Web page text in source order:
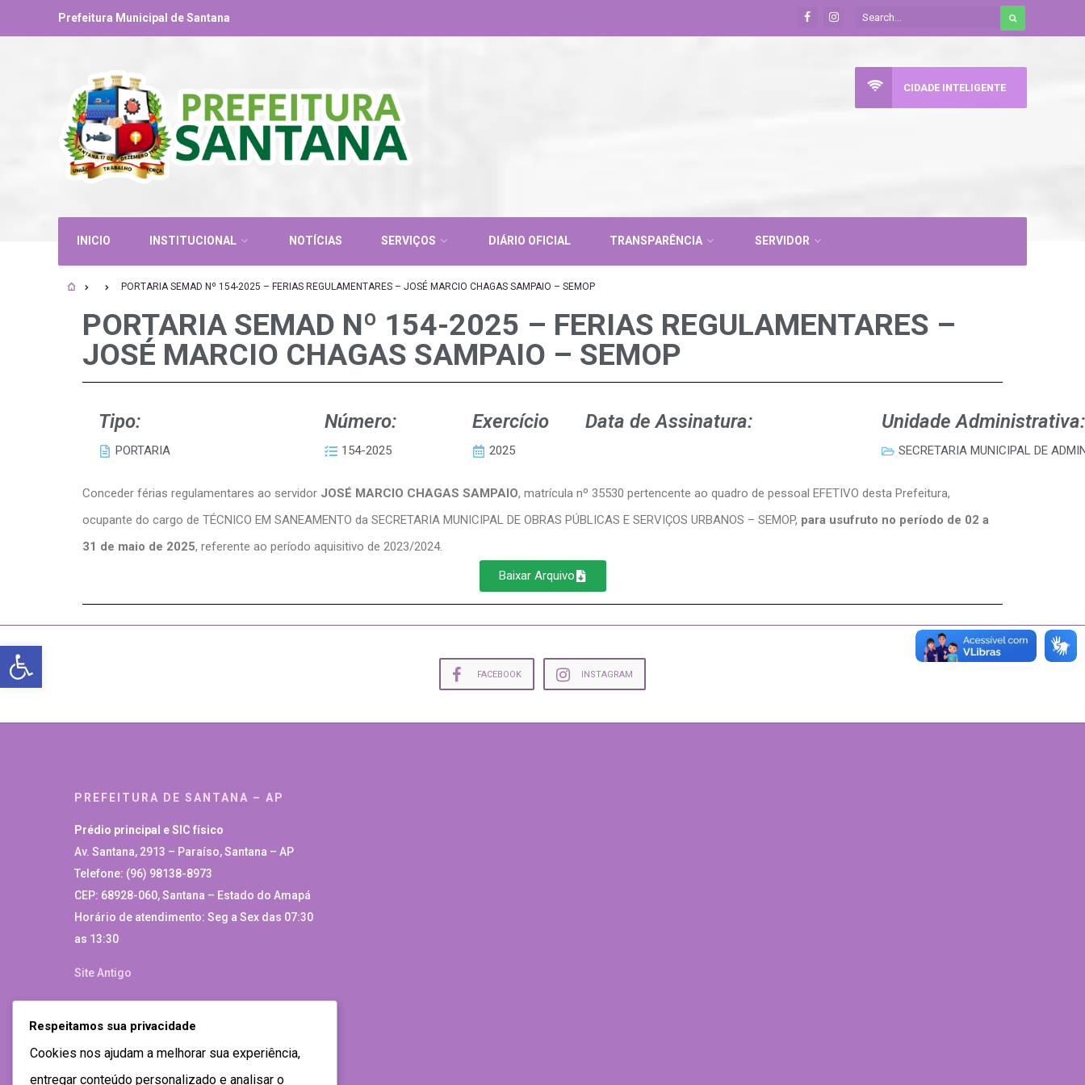
Abrir a barra de ferramentas
Prefeitura Municipal de Santana
INICIO INSTITUCIONAL NOTÍCIAS SERVIÇOS DIÁRIO OFICIAL TRANSPARÊNCIA SERVIDOR
CIDADE INTELIGENTE
PORTARIA SEMAD Nº 154-2025 – FERIAS REGULAMENTARES – JOSÉ MARCIO CHAGAS SAMPAIO – SEMOP
PORTARIA SEMAD Nº 154-2025 – FERIAS REGULAMENTARES –
JOSÉ MARCIO CHAGAS SAMPAIO – SEMOP
Tipo:
PORTARIA
Número:
154-2025
Exercício
2025
Data de Assinatura: Unidade Administrativa:
SECRETARIA MUNICIPAL DE
Conceder férias regulamentares ao servidor JOSÉ MARCIO CHAGAS SAMPAIO, matrícula nº 35530 pertencente ao quadro de pessoal EFETIVO desta Prefeitura,
ocupante do cargo de TÉCNICO EM SANEAMENTO da SECRETARIA MUNICIPAL DE OBRAS PÚBLICAS E SERVIÇOS URBANOS – SEMOP, para usufruto no período de 02 a
31 de maio de 2025, referente ao período aquisitivo de 2023/2024.
Baixar Arquivo
FACEBOOK INSTAGRAM
PREFEITURA DE SANTANA – AP
Prédio principal e SIC físico
Av. Santana, 2913 – Paraíso, Santana – AP
Telefone: (96) 98138-8973
CEP: 68928-060, Santana – Estado do Amapá
Horário de atendimento: Seg a Sex das 07:30
as 13:30
Site Antigo
Respeitamos sua privacidade
Cookies nos ajudam a melhorar sua experiência,
entregar conteúdo personalizado e analisar o